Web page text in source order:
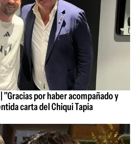
"Gracias por haber acompañado y
carta del Chiqui Tapia